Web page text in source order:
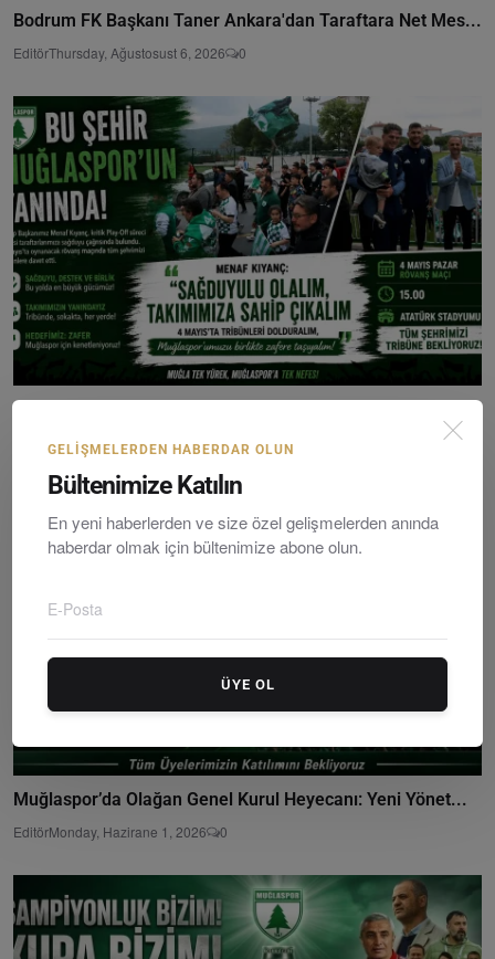
Bodrum FK Başkanı Taner Ankara'dan Taraftara Net Mes...
EditörThursday, Ağustosust 6, 2026 0
Muğlaspor Başkanı Menaf Kıyanç’tan Birlik Çağrısı: P...
EditörFriday, Mayıs 1, 2026 0
Muğlaspor’da Olağan Genel Kurul Heyecanı: Yeni Yönet...
EditörMonday, Hazirane 1, 2026 0
GELIŞMELERDEN HABERDAR OLUN
Bültenimize Katılın
En yeni haberlerden ve size özel gelişmelerden anında
haberdar olmak için bültenimize abone olun.
ÜYE OL